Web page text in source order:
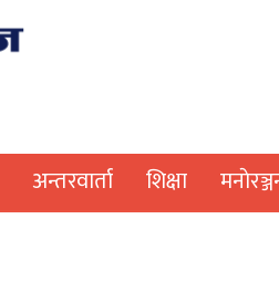
अन्तरवार्ता शिक्षा